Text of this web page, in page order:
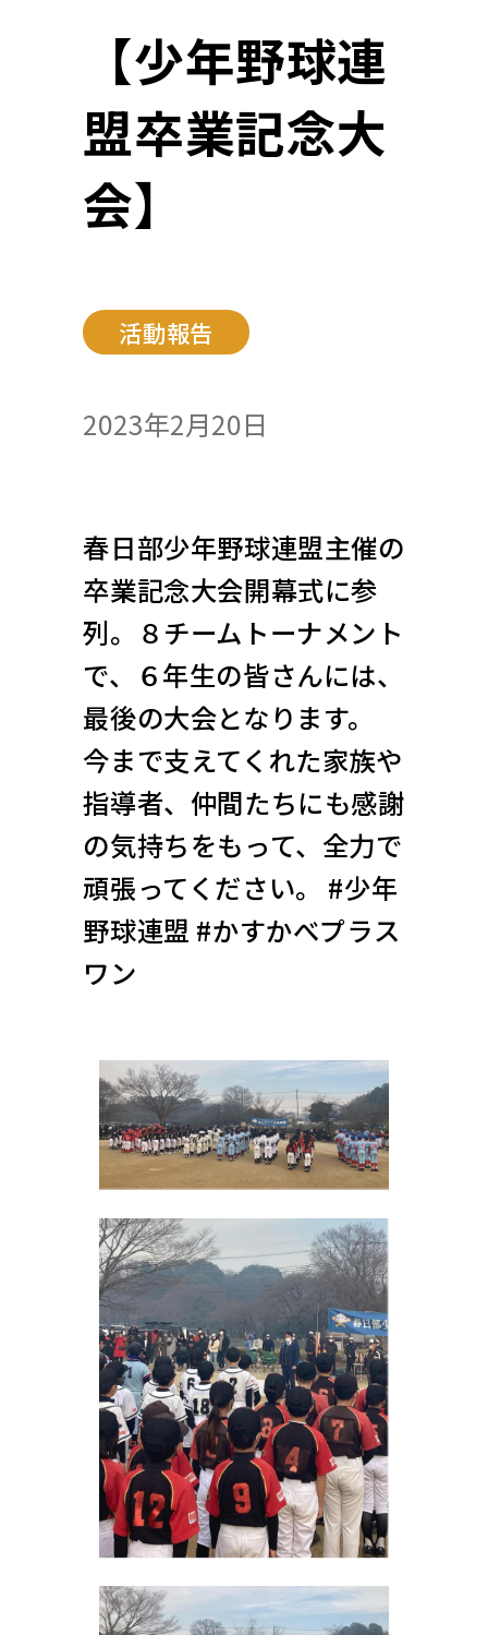
【少年野球連
盟卒業記念大
会】
活動報告
2023年2月20日
春日部少年野球連盟主催の
卒業記念大会開幕式に参
列。８チームトーナメント
で、６年生の皆さんには、
最後の大会となります。
今まで支えてくれた家族や
指導者、仲間たちにも感謝
の気持ちをもって、全力で
頑張ってください。 #少年
野球連盟 #かすかべプラス
ワン